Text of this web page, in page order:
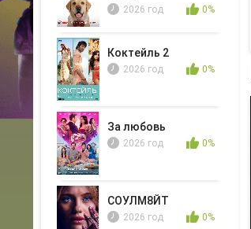
2026 год 0%
Коктейль 2
2026 год 0%
За любовь
2026 год 0%
СОУЛМ8ЙТ
2026 год 0%